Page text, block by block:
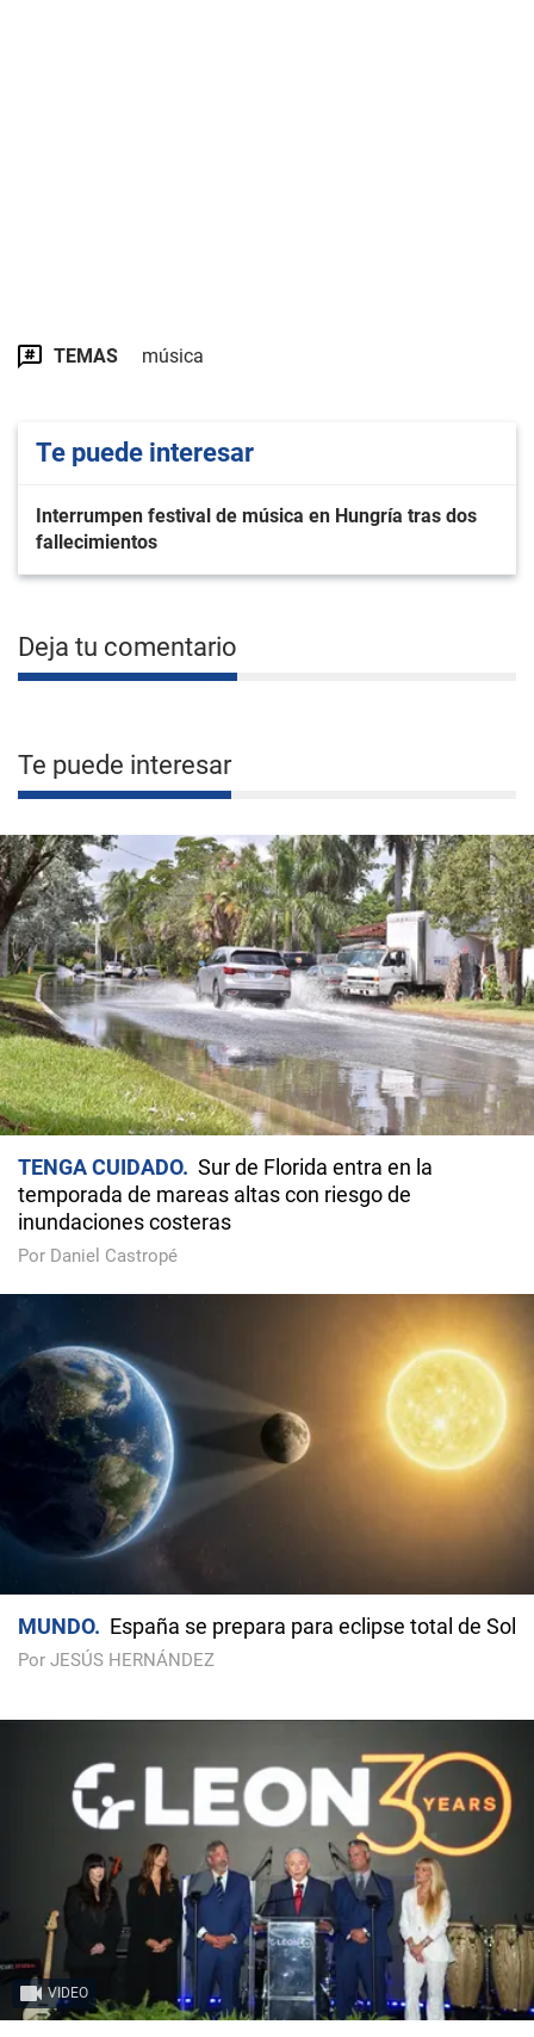
TEMAS música
Te puede interesar
Interrumpen festival de música en Hungría tras dos
fallecimientos
Deja tu comentario
Te puede interesar
TENGA CUIDADO
Sur de Florida entra en la
temporada de mareas altas con riesgo de
inundaciones costeras
Por Daniel Castropé
MUNDO España se prepara para eclipse total de Sol
Por JESÚS HERNÁNDEZ
VIDEO